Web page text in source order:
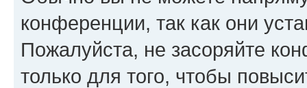
конференции, так как они
Пожалуйста, не засоряйте
только для того, чтобы